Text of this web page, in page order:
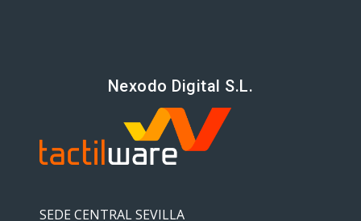
Nexodo Digital S.L.
SEDE CENTRAL SEVILLA